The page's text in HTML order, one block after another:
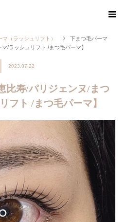
マ（ラッシュリフト）
下まつ毛パーマ
/ラッシュリフト /まつ毛パーマ】
2023.07.22
比寿/パリジェンヌ/まつ
フト /まつ毛パーマ】